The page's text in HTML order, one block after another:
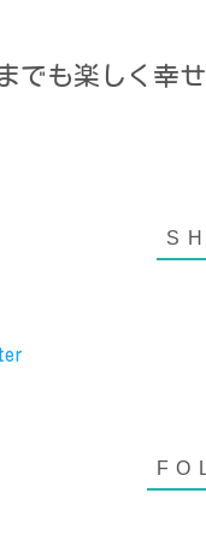
でも楽しく幸せ